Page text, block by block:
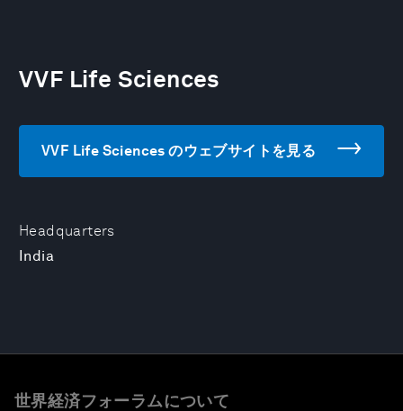
Headquarters
India
VVF Life Sciences
VVF Life Sciences のウェブサイトを見る
世界経済フォーラムについて